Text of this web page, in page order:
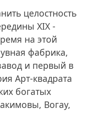
целостность
XIX -
на этой
фабрика,
и первый в
Арт-квадрата
богатых
Вогау,